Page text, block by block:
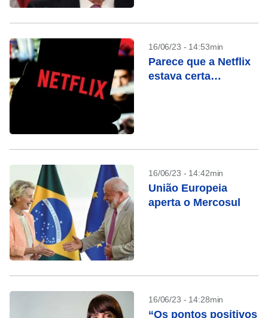
16/06/23 - 14:53min
Parece que a Netflix
estava certa…
16/06/23 - 14:42min
União Europeia
aperta o Mercosul
16/06/23 - 14:28min
“Os pontos positivos